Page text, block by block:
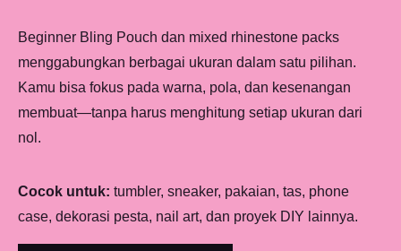
Beginner Bling Pouch dan mixed rhinestone packs
menggabungkan berbagai ukuran dalam satu pilihan.
Kamu bisa fokus pada warna, pola, dan kesenangan
membuat—tanpa harus menghitung setiap ukuran dari
nol.
Cocok untuk: tumbler, sneaker, pakaian, tas, phone
case, dekorasi pesta, nail art, dan proyek DIY lainnya.